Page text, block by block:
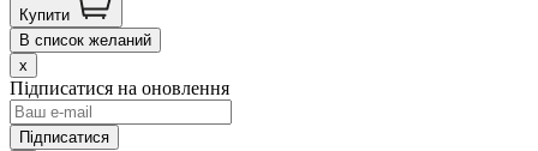
Купити
В список желаний
x
Підписатися на оновлення